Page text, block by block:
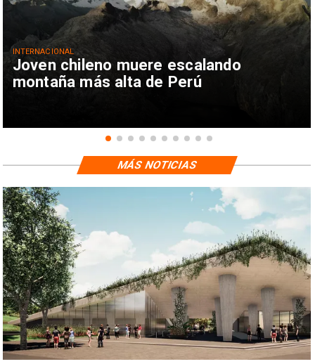
Joven chileno muere escalando
montaña más alta de Perú
INTERNACIONAL
MÁS NOTICIAS